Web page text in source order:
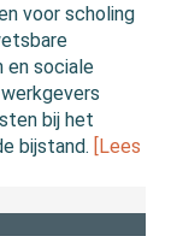
voor scholing
en sociale
bij het
bijstand. [Lees